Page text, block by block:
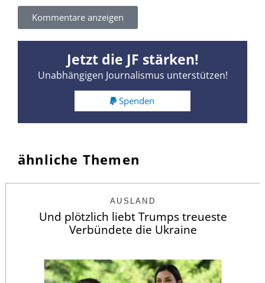
Kommentare anzeigen
Jetzt die JF stärken!
Unabhängigen Journalismus unterstützen!
Spenden
ähnliche Themen
AUSLAND
Und plötzlich liebt Trumps treueste
Verbündete die Ukraine